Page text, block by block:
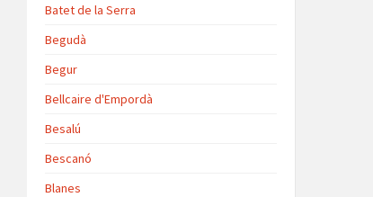
Batet de la Serra
Begudà
Begur
Bellcaire d'Empordà
Besalú
Bescanó
Blanes